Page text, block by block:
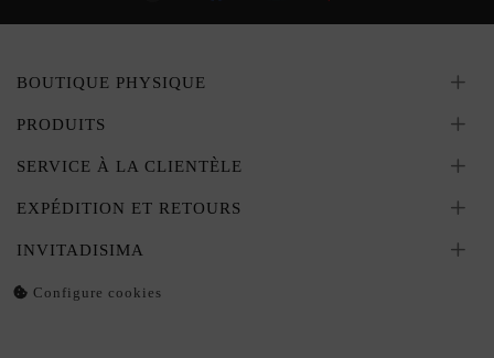
BOUTIQUE PHYSIQUE
PRODUITS
SERVICE À LA CLIENTÈLE
EXPÉDITION ET RETOURS
INVITADISIMA
Configure cookies